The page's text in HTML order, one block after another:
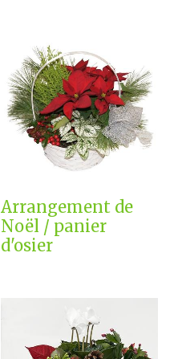
Arrangement de
Noël / panier
d'osier